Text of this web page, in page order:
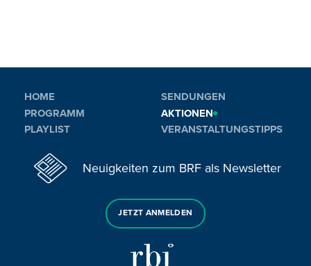
HOME
PROGRAMM
PLAYLIST
SENDUNGEN
AKTIONEN
VERANSTALTUNGSTIPPS
Neuigkeiten zum BRF als Newsletter
JETZT ANMELDEN